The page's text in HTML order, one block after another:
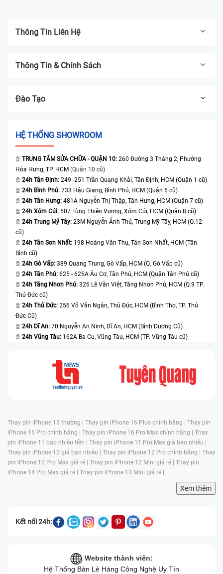
Thông Tin Liên Hệ
Thông Tin & Chính Sách
Đào Tạo
HỆ THỐNG SHOWROOM
TRUNG TÂM SỬA CHỮA - QUẬN 10: 260 Đường 3 Tháng 2, Phường
Hòa Hưng, TP. HCM (Quận 10 cũ)
24h Tân Định: 249 -251 Trần Quang Khải, Tân Định, HCM (Quận 1 cũ)
24h Bình Phú: 733 Hậu Giang, Bình Phú, HCM (Quận 6 cũ)
24h Tân Hưng: 481A Nguyễn Thị Thập, Tân Hưng, HCM (Quận 7 cũ)
24h Xóm Củi: 507 Tùng Thiện Vương, Xóm Củi, HCM (Quận 8 cũ)
24h Trung Mỹ Tây: 23M Nguyễn Ảnh Thủ, Trung Mỹ Tây, HCM (Q.12
cũ)
24h Tân Sơn Nhất: 198 Hoàng Văn Thụ, Tân Sơn Nhất, HCM (Tân
Bình cũ)
24h Gò Vấp: 389 Quang Trung, Gò Vấp, HCM (Q. Gò Vấp cũ)
24h Tân Phú: 625 - 625A Âu Cơ, Tân Phú, HCM (Quận Tân Phú cũ)
24h Tăng Nhơn Phú: 326 Lê Văn Việt, Tăng Nhơn Phú, HCM (Q.9 TP.
Thủ Đức cũ)
24h Thủ Đức: 256 Võ Văn Ngân, Thủ Đức, HCM (Bình Thọ, TP. Thủ
Đức Cũ)
24h Dĩ An: 70 Nguyễn An Ninh, Dĩ An, HCM (Bình Dương Cũ)
24h Vũng Tàu: 162A Ba Cu, Vũng Tàu, HCM (TP. Vũng Tàu cũ)
Thay pin iPhone 13 thường | Thay pin iPhone 16 Plus chính hãng | Thay pin
iPhone 16 Pro chính hãng | Thay pin iPhone 16 Pro Max chính hãng | Thay
pin iPhone 11 bao nhiêu tiền | Thay pin iPhone 11 Pro Max giá bao nhiêu |
Thay pin iPhone 12 giá bao nhiêu | Thay pin iPhone 12 Pro chính hãng | Thay
pin iPhone 12 Pro Max giá rẻ | Thay pin iPhone 12 Mini giá rẻ | Thay pin
iPhone 14 Pro Max giá rẻ | Thay pin iPhone 13 Mini giá rẻ |
Xem thêm
Kết nối 24h:
Website thành viên:
Hệ Thống Bán Lẻ Hàng Công Nghệ Uy Tín